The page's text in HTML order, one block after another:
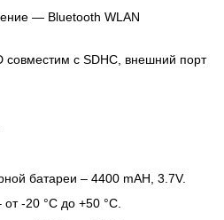
— Bluetooth WLAN
с SDHC, внешний порт
батареи – 4400 mAH, 3.7V.
-20 °C до +50 °C.